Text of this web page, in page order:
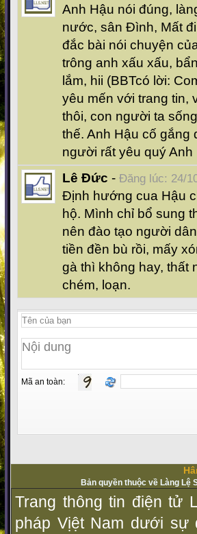
Anh Hậu nói đúng,
nước, sân Đình, Mất
đắc bài nói chuyện
trông anh xấu xấu,
lắm, hii (BBTcó lời:
yêu mến với trang tin,
thôi, con người ta
thế. Anh Hậu cố gắng
người rất yêu quý Anh
Lê Đức - Đăng lúc: 24/
Định hướng cua Hậu
hộ. Mình chỉ bổ sung
nên đào tạo người
tiền đền bù rồi, mấy
gà thì không hay, thất
chém, loạn.
Mã an toàn:
Bản quyền thuộc về Làng Lệ
Trang thông tin điện tử
pháp Vịệt Nam dưới sự